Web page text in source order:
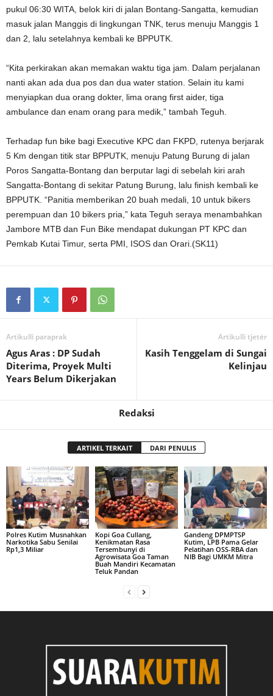
pukul 06:30 WITA, belok kiri di jalan Bontang-Sangatta, kemudian
masuk jalan Manggis di lingkungan TNK, terus menuju Manggis 1
dan 2, lalu setelahnya kembali ke BPPUTK.
“Kita perkirakan akan memakan waktu tiga jam. Dalam perjalanan
nanti akan ada dua pos dan dua water station. Selain itu kami
menyiapkan dua orang dokter, lima orang first aider, tiga
ambulance dan enam orang para medik,” tambah Teguh.
Terhadap fun bike bagi Executive KPC dan FKPD, rutenya berjarak
5 Km dengan titik star BPPUTK, menuju Patung Burung di jalan
Poros Sangatta-Bontang dan berputar lagi di sebelah kiri arah
Sangatta-Bontang di sekitar Patung Burung, lalu finish kembali ke
BPPUTK. “Panitia memberikan 20 buah medali, 10 untuk bikers
perempuan dan 10 bikers pria,” kata Teguh seraya menambahkan
Jambore MTB dan Fun Bike mendapat dukungan PT KPC dan
Pemkab Kutai Timur, serta PMI, ISOS dan Orari.(SK11)
Artikulli paraprak
Agus Aras : DP Sudah
Diterima, Proyek Multi
Years Belum Dikerjakan
Artikulli tjetër
Kasih Tenggelam di Sungai
Kelinjau
Redaksi
ARTIKEL TERKAIT DARI PENULIS
Polres Kutim Musnahkan
Narkotika Sabu Senilai
Rp1,3 Miliar
Kopi Goa Cullang,
Kenikmatan Rasa
Tersembunyi di
Agrowisata Goa Taman
Buah Mandiri Kecamatan
Teluk Pandan
Gandeng DPMPTSP
Kutim, LPB Pama Gelar
Pelatihan OSS-RBA dan
NIB Bagi UMKM Mitra